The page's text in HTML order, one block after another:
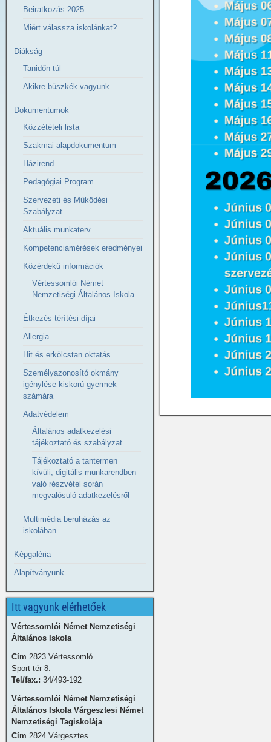
Beiratkozás 2025
Miért válassza iskolánkat?
Diákság
Tanidőn túl
Akikre büszkék vagyunk
Dokumentumok
Közzétételi lista
Szakmai alapdokumentum
Házirend
Pedagógiai Program
Szervezeti és Működési
Szabályzat
Aktuális munkaterv
Kompetenciamérések eredményei
Közérdekű információk
Vértessomlói Német
Nemzetiségi Általános Iskola
Étkezés térítési díjai
Allergia
Hit és erkölcstan oktatás
Személyazonosító okmány
igénylése kiskorú gyermek
számára
Adatvédelem
Általános adatkezelési
tájékoztató és szabályzat
Tájékoztató a tantermen
kívüli, digitális munkarendben
való részvétel során
megvalósuló adatkezelésről
Multimédia beruházás az
iskolában
Képgaléria
Alapítványunk
Itt vagyunk elérhetőek
Vértessomlói Német Nemzetiségi
Általános Iskola
Cím 2823 Vértessomló
Sport tér 8.
Tel/fax.: 34/493-192
Vértessomlói Német Nemzetiségi
Általános Iskola Várgesztesi Német
Nemzetiségi Tagiskolája
Cím 2824 Várgesztes